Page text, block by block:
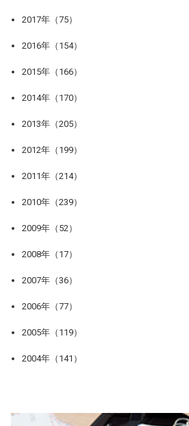
2017年（75）
2016年（154）
2015年（166）
2014年（170）
2013年（205）
2012年（199）
2011年（214）
2010年（239）
2009年（52）
2008年（17）
2007年（36）
2006年（77）
2005年（119）
2004年（141）